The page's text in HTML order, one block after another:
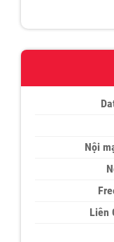
Nội
Liên